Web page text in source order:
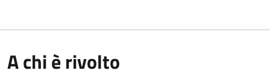
A chi è rivolto